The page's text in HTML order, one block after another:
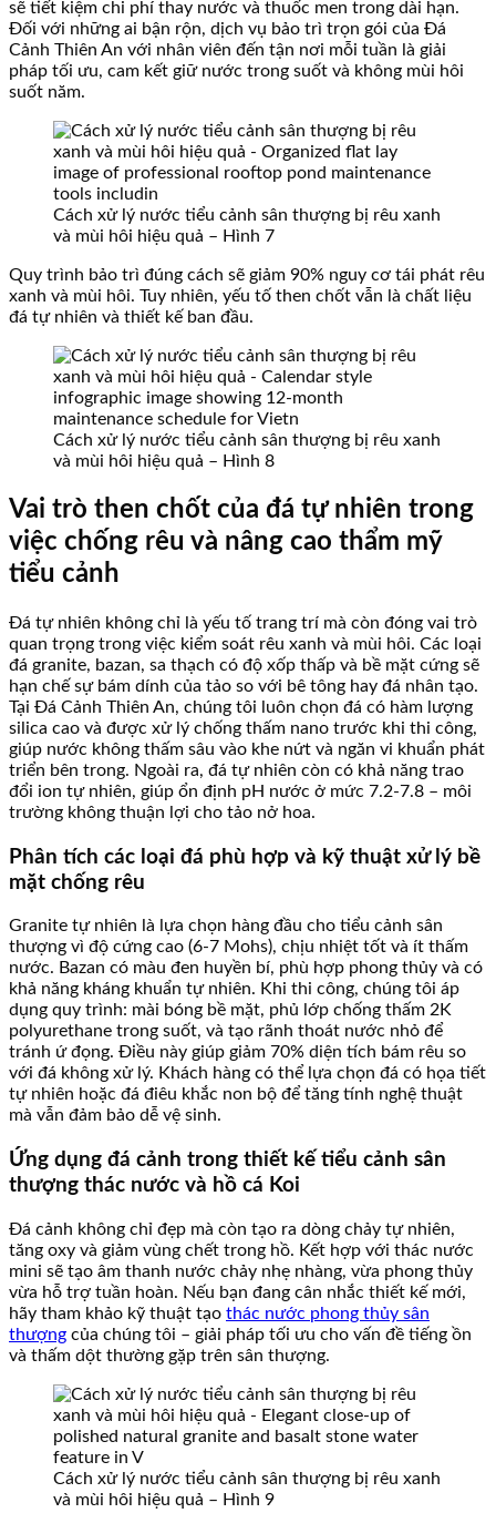
sẽ tiết kiệm chi phí thay nước và thuốc men trong dài hạn.
Đối với những ai bận rộn, dịch vụ bảo trì trọn gói của Đá
Cảnh Thiên An với nhân viên đến tận nơi mỗi tuần là giải
pháp tối ưu, cam kết giữ nước trong suốt và không mùi hôi
suốt năm.
Cách xử lý nước tiểu cảnh sân thượng bị rêu xanh
và mùi hôi hiệu quả – Hình 7
Quy trình bảo trì đúng cách sẽ giảm 90% nguy cơ tái phát rêu
xanh và mùi hôi. Tuy nhiên, yếu tố then chốt vẫn là chất liệu
đá tự nhiên và thiết kế ban đầu.
Cách xử lý nước tiểu cảnh sân thượng bị rêu xanh
và mùi hôi hiệu quả – Hình 8
Vai trò then chốt của đá tự nhiên trong
việc chống rêu và nâng cao thẩm mỹ
tiểu cảnh
Đá tự nhiên không chỉ là yếu tố trang trí mà còn đóng vai trò
quan trọng trong việc kiểm soát rêu xanh và mùi hôi. Các loại
đá granite, bazan, sa thạch có độ xốp thấp và bề mặt cứng sẽ
hạn chế sự bám dính của tảo so với bê tông hay đá nhân tạo.
Tại Đá Cảnh Thiên An, chúng tôi luôn chọn đá có hàm lượng
silica cao và được xử lý chống thấm nano trước khi thi công,
giúp nước không thấm sâu vào khe nứt và ngăn vi khuẩn phát
triển bên trong. Ngoài ra, đá tự nhiên còn có khả năng trao
đổi ion tự nhiên, giúp ổn định pH nước ở mức 7.2-7.8 – môi
trường không thuận lợi cho tảo nở hoa.
Phân tích các loại đá phù hợp và kỹ thuật xử lý bề
mặt chống rêu
Granite tự nhiên là lựa chọn hàng đầu cho tiểu cảnh sân
thượng vì độ cứng cao (6-7 Mohs), chịu nhiệt tốt và ít thấm
nước. Bazan có màu đen huyền bí, phù hợp phong thủy và có
khả năng kháng khuẩn tự nhiên. Khi thi công, chúng tôi áp
dụng quy trình: mài bóng bề mặt, phủ lớp chống thấm 2K
polyurethane trong suốt, và tạo rãnh thoát nước nhỏ để
tránh ứ đọng. Điều này giúp giảm 70% diện tích bám rêu so
với đá không xử lý. Khách hàng có thể lựa chọn đá có họa tiết
tự nhiên hoặc đá điêu khắc non bộ để tăng tính nghệ thuật
mà vẫn đảm bảo dễ vệ sinh.
Ứng dụng đá cảnh trong thiết kế tiểu cảnh sân
thượng thác nước và hồ cá Koi
Đá cảnh không chỉ đẹp mà còn tạo ra dòng chảy tự nhiên,
tăng oxy và giảm vùng chết trong hồ. Kết hợp với thác nước
mini sẽ tạo âm thanh nước chảy nhẹ nhàng, vừa phong thủy
vừa hỗ trợ tuần hoàn. Nếu bạn đang cân nhắc thiết kế mới,
hãy tham khảo kỹ thuật tạo thác nước phong thủy sân
thượng của chúng tôi – giải pháp tối ưu cho vấn đề tiếng ồn
và thấm dột thường gặp trên sân thượng.
Cách xử lý nước tiểu cảnh sân thượng bị rêu xanh
và mùi hôi hiệu quả – Hình 9